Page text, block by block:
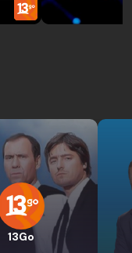
13Go